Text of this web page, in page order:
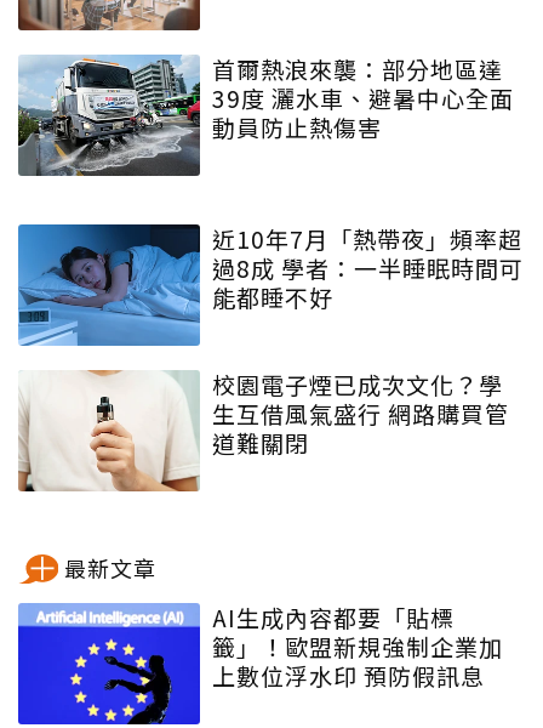
首爾熱浪來襲：部分地區達
39度 灑水車、避暑中心全面
動員防止熱傷害
近10年7月「熱帶夜」頻率超
過8成 學者：一半睡眠時間可
能都睡不好
校園電子煙已成次文化？學
生互借風氣盛行 網路購買管
道難關閉
最新文章
AI生成內容都要「貼標
籤」！歐盟新規強制企業加
上數位浮水印 預防假訊息